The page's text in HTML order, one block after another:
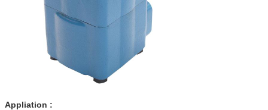
Appliation :